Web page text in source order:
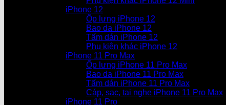
iPhone 12
Ốp lưng iPhone 12
Bao da iPhone 12
Tấm dán iPhone 12
Phụ kiện khác iPhone 12
iPhone 11 Pro Max
Ốp lưng iPhone 11 Pro Max
Bao da iPhone 11 Pro Max
Tấm dán iPhone 11 Pro Max
Cáp, sạc, tai nghe iPhone 11 Pro Max
iPhone 11 Pro